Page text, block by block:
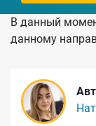
В данный
данному